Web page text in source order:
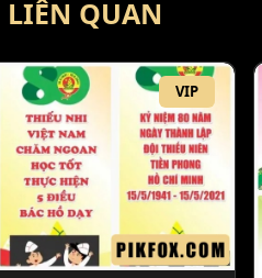
QUAN
VIP